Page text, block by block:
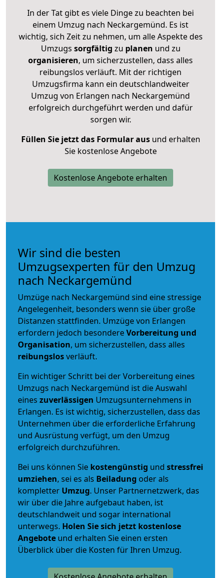
In der Tat gibt es viele Dinge zu beachten bei
einem Umzug nach Neckargemünd. Es ist
wichtig, sich Zeit zu nehmen, um alle Aspekte des
Umzugs sorgfältig zu planen und zu
organisieren, um sicherzustellen, dass alles
reibungslos verläuft. Mit der richtigen
Umzugsfirma kann ein deutschlandweiter
Umzug von Erlangen nach Neckargemünd
erfolgreich durchgeführt werden und dafür
sorgen wir.
Füllen Sie jetzt das Formular ausund erhalten
Sie kostenlose Angebote
Kostenlose Angebote erhalten
Wir sind die besten
Umzugsexperten für den Umzug
nach Neckargemünd
Umzüge nach Neckargemünd sind eine stressige
Angelegenheit, besonders wenn sie über große
Distanzen stattfinden. Umzüge von Erlangen
erfordern jedoch besondereVorbereitung und
Organisation, um sicherzustellen, dass alles
reibungslosverläuft.
Ein wichtiger Schritt bei der Vorbereitung eines
Umzugs nach Neckargemünd ist die Auswahl
eines zuverlässigen Umzugsunternehmens in
Erlangen. Es ist wichtig, sicherzustellen, dass das
Unternehmen über die erforderliche Erfahrung
und Ausrüstung verfügt, um den Umzug
erfolgreich durchzuführen.
Bei uns können Sie kostengünstig und stressfrei
umziehen, sei es als Beiladung oder als
kompletter Umzug. Unser Partnernetzwerk, das
wir über die Jahre aufgebaut haben, ist
deutschlandweit und sogar international
unterwegs. Holen Sie sich jetzt kostenlose
Angebote und erhalten Sie einen ersten
Überblick über die Kosten für Ihren Umzug.